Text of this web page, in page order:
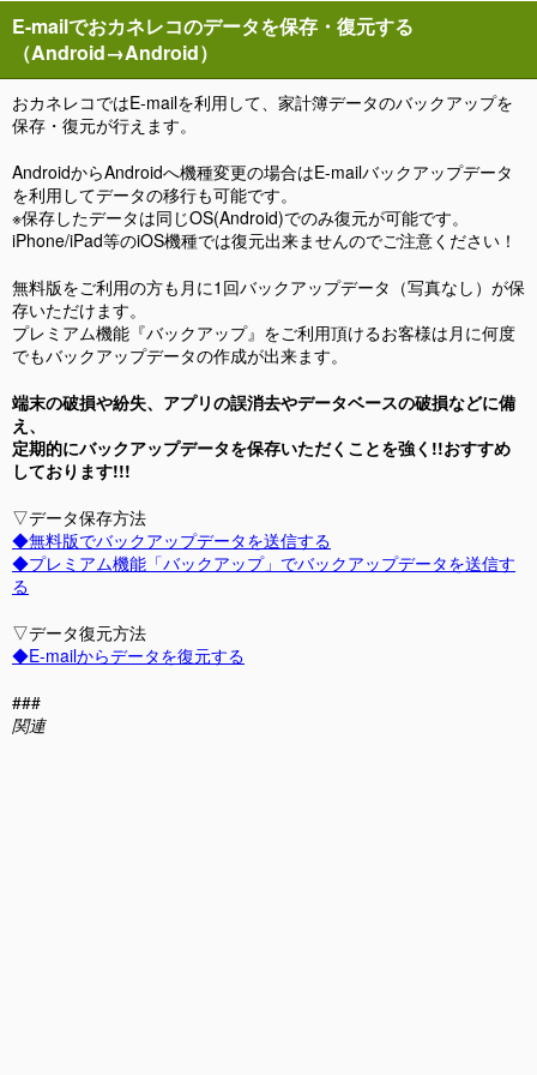
E-mailでおカネレコのデータを保存・復元する
（Android→Android）
おカネレコではE-mailを利用して、家計簿データのバックアップを
保存・復元が行えます。
AndroidからAndroidへ機種変更の場合はE-mailバックアップデータ
を利用してデータの移行も可能です。
※保存したデータは同じOS(Android)でのみ復元が可能です。
iPhone/iPad等のiOS機種では復元出来ませんのでご注意ください！
無料版をご利用の方も月に1回バックアップデータ（写真なし）が保
存いただけます。
プレミアム機能『バックアップ』をご利用頂けるお客様は月に何度
でもバックアップデータの作成が出来ます。
端末の破損や紛失、アプリの誤消去やデータベースの破損などに備
え、
定期的にバックアップデータを保存いただくことを強く!!おすすめ
しております!!!
▽データ保存方法
◆無料版でバックアップデータを送信する
◆プレミアム機能「バックアップ」でバックアップデータを送信す
る
▽データ復元方法
◆E-mailからデータを復元する
###
関連